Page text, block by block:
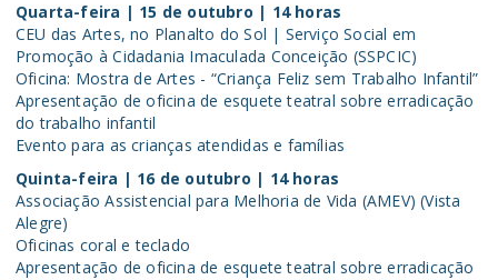
Quarta-feira | 15 de outubro | 14 horas
CEU das Artes, no Planalto do Sol | Serviço Social em
Promoção à Cidadania Imaculada Conceição (SSPCIC)
Oficina: Mostra de Artes - “Criança Feliz sem Trabalho Infantil”
Apresentação de oficina de esquete teatral sobre erradicação
do trabalho infantil
Evento para as crianças atendidas e famílias
Quinta-feira | 16 de outubro | 14 horas
Associação Assistencial para Melhoria de Vida (AMEV) (Vista
Alegre)
Oficinas coral e teclado
Apresentação de oficina de esquete teatral sobre erradicação